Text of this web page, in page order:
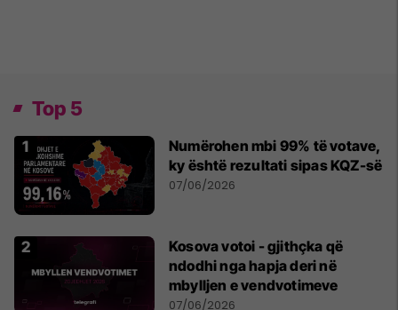
Top 5
Numërohen mbi 99% të votave,
ky është rezultati sipas KQZ-së
07/06/2026
Kosova votoi - gjithçka që
ndodhi nga hapja deri në
mbylljen e vendvotimeve
07/06/2026